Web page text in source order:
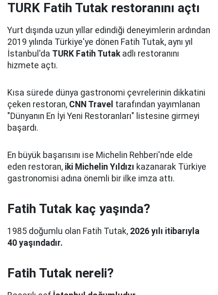
TURK Fatih Tutak restoranını açtı
Yurt dışında uzun yıllar edindiği deneyimlerin ardından
2019 yılında Türkiye'ye dönen Fatih Tutak, aynı yıl
İstanbul'da TURK Fatih Tutakadlı restoranını
hizmete açtı.
Kısa sürede dünya gastronomi çevrelerinin dikkatini
çeken restoran, CNN Travel tarafından yayımlanan
"Dünyanın En İyi Yeni Restoranları" listesine girmeyi
başardı.
En büyük başarısını ise Michelin Rehberi'nde elde
eden restoran, iki Michelin Yıldızı kazanarak Türkiye
gastronomisi adına önemli bir ilke imza attı.
Fatih Tutak kaç yaşında?
1985 doğumlu olan Fatih Tutak, 2026 yılı itibarıyla
40 yaşındadır.
Fatih Tutak nereli?